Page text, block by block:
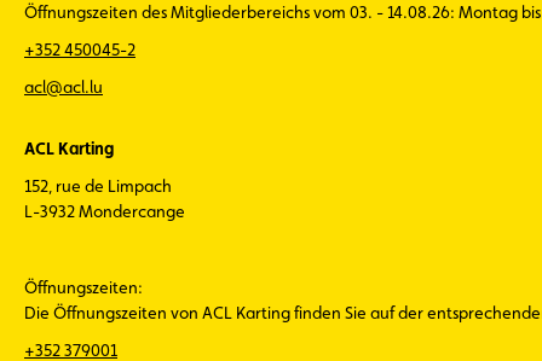
Öffnungszeiten des Mitgliederbereichs vom 03. - 14.08.26: Montag
+352 450045-2
acl@acl.lu
ACL Karting
152, rue de Limpach
L-3932 Mondercange
Öffnungszeiten:
Die Öffnungszeiten von ACL Karting finden Sie auf der
+352 379001